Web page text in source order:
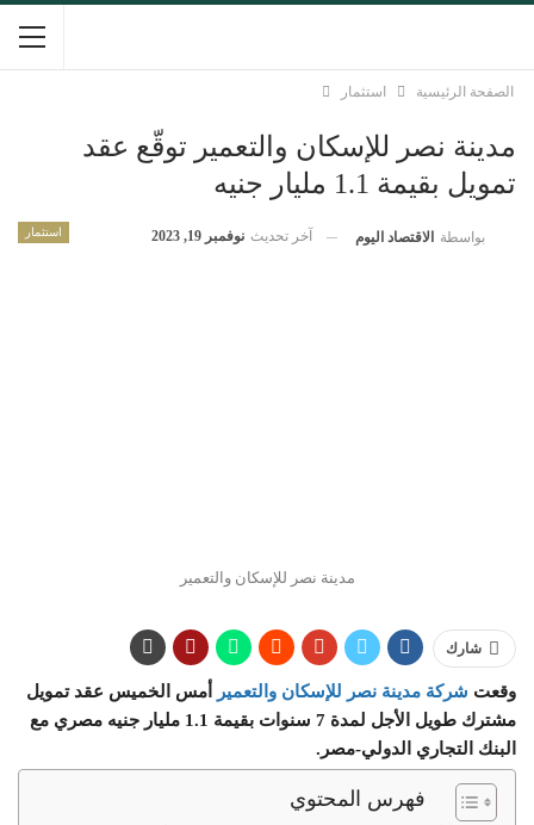
الصفحة الرئيسية استثمار
مدينة نصر للإسكان والتعمير توقّع عقد
تمويل بقيمة 1.1 مليار جنيه
استثمار بواسطة الاقتصاد اليوم آخر تحديث نوفمبر 19, 2023
مدينة نصر للإسكان والتعمير
شارك
وقعت شركة مدينة نصر للإسكان والتعمير
أمس الخميس عقد تمويل
مشترك طويل الأجل لمدة 7 سنوات بقيمة 1.1 مليار جنيه مصري مع
البنك التجاري الدولي-مصر.
فهرس المحتوي